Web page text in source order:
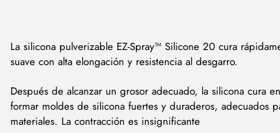
La silicona pulverizable EZ-Spray™ Silicone 20 cura
suave con alta elongación y resistencia al desgarro.
Después de alcanzar un grosor adecuado, la silicona cura
formar moldes de silicona fuertes y duraderos, adecuados
materiales. La contracción es insignificante